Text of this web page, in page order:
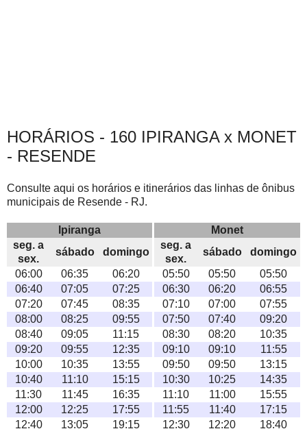
HORÁRIOS - 160 IPIRANGA x MONET
- RESENDE
Consulte aqui os horários e itinerários das linhas de ônibus
municipais de Resende - RJ.
Ipiranga
Monet
seg. a
sex.
sábado domingo
seg. a
sex.
sábado
domingo
06:00
06:35 06:20 05:50 05:50
05:50
06:40
07:05 07:25 06:30 06:20
06:55
07:20
07:45 08:35 07:10 07:00
07:55
08:00
08:25 09:55 07:50 07:40
09:20
08:40
09:05 11:15 08:30 08:20
10:35
09:20
09:55 12:35 09:10 09:10
11:55
10:00
10:35 13:55 09:50 09:50
13:15
10:40
11:10 15:15 10:30 10:25
14:35
11:30
11:45 16:35 11:10 11:00
15:55
12:00
12:25 17:55 11:55 11:40
17:15
12:40
13:05 19:15 12:30 12:20
18:40